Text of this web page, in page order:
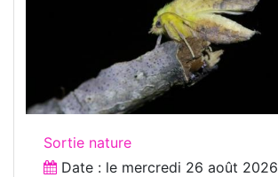
Sortie nature
Date : le mercredi 26 août 2026